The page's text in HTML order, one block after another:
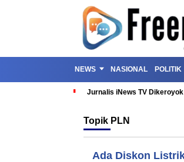
NEWS NASIONAL POLITIK
Jurnalis iNews TV
Topik PLN
Ada Diskon